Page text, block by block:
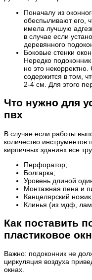
Поначалу из
обеспыливают его,
имела лучшую
в случае если
деревянного
Боковые стенки
Нередко
но это
содержится в том,
2-4 см. Для этого
Что нужно для
пвх
В случае если работы
количество
кирпичных зданиях все
Перфоратор;
Болгарка;
Уровень длиной
Монтажная пена и
Канцелярский ножик;
Клинья (из мдф,
Как поставить
пластиковое
Важно: подоконник не
циркуляция воздуха
окнах.